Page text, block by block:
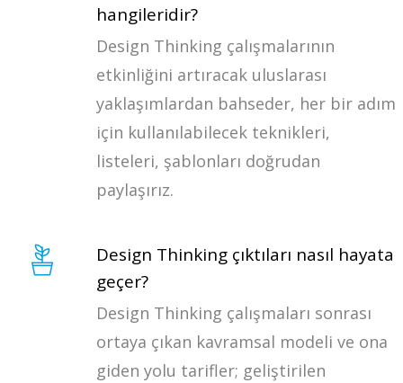
hangileridir?
Design Thinking çalışmalarının
etkinliğini artıracak uluslarası
yaklaşımlardan bahseder, her bir adım
için kullanılabilecek teknikleri,
listeleri, şablonları doğrudan
paylaşırız.
Design Thinking çıktıları nasıl hayata
geçer?
Design Thinking çalışmaları sonrası
ortaya çıkan kavramsal modeli ve ona
giden yolu tarifler; geliştirilen